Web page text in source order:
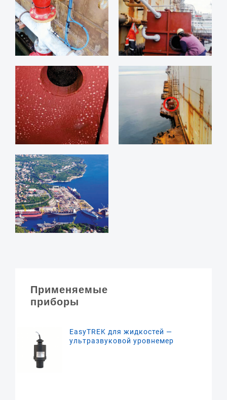
Применяемые
приборы
EasyTREK для жидкостей —
ультразвуковой уровнемер